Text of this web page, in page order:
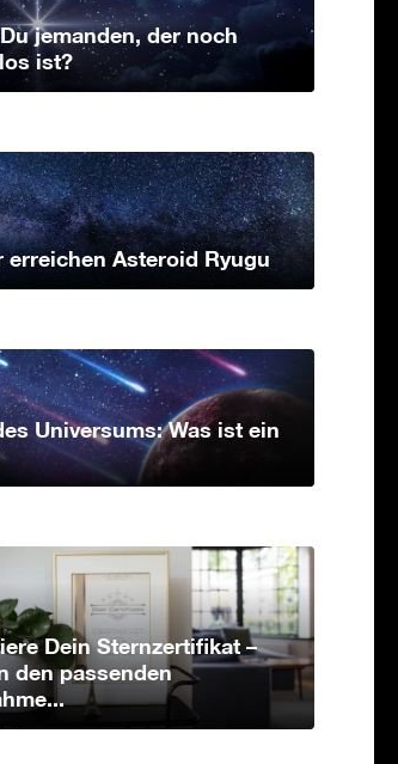
jemanden, der noch
ist?
erreichen Asteroid Ryugu
Universums: Was ist ein
Dein Sternzertifikat –
den passenden